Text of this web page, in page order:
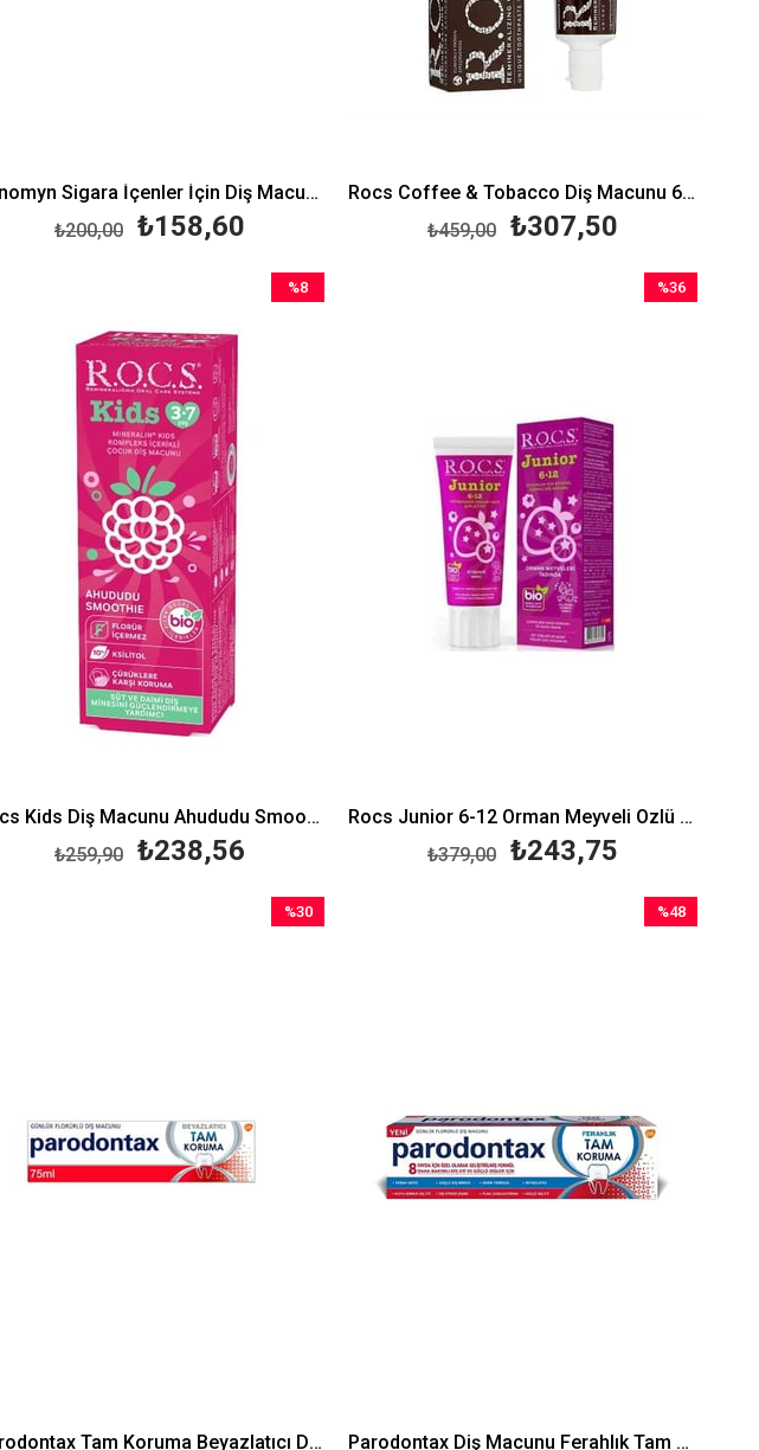
Clinomyn Sigara İçenler İçin Diş Macunu 75 ml
₺158,60
₺200,00
Rocs Coffee & Tobacco Diş Macunu 60 ml
₺307,50
₺459,00
Rocs Kids Diş Macunu Ahududu Smoothie Tadında Florürsüz 3-7 Yaş 35 ml
₺238,56
₺259,90
%8
Rocs Junior 6-12 Orman Meyveli Özlü Diş Macunu 74 gr
₺243,75
₺379,00
%36
Parodontax Tam Koruma Beyazlatıcı Diş Macunu 75 ml
%30
Parodontax Diş Macunu Ferahlık Tam Koruma 50 ml
%48